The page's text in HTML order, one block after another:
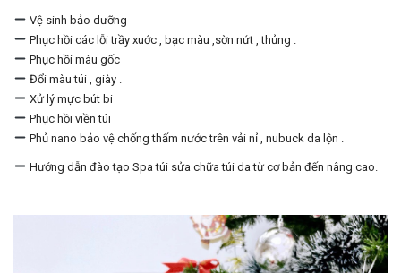
Vệ sinh bảo dưỡng
Phục hồi các lỗi trầy xuớc , bạc màu ,sờn nứt , thủng .
Phục hồi màu gốc
Đổi màu túi , giày .
Xử lý mực bút bi
Phục hồi viền túi
Phủ nano bảo vệ chống thấm nước trên vải nỉ , nubuck da lộn .
Hướng dẫn đào tạo Spa túi sửa chữa túi da từ cơ bản đến nâng cao.